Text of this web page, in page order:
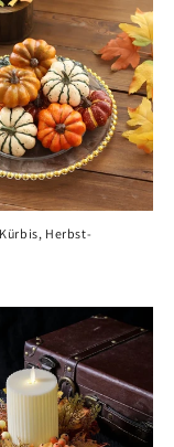
Herbst-